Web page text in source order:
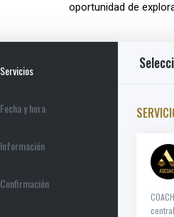
oportunidad de
Servicios
Fecha y hora
Información
Confirmación